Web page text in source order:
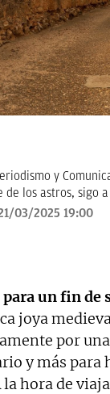
y
los astros, sigo
de consumo,
03/2025 19:00
para un fin de
joya
por una
y más para
hora de